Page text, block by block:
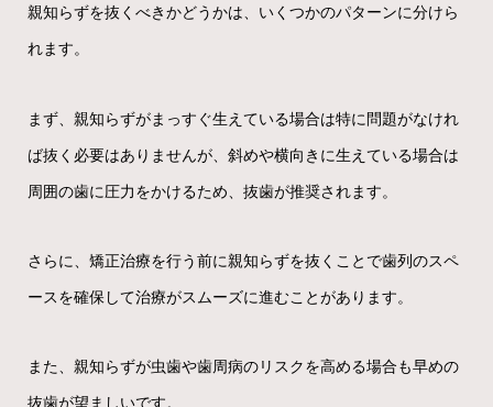
親知らずを抜くべきかどうかは、いくつかのパターンに分けら
れます。
まず、親知らずがまっすぐ生えている場合は特に問題がなけれ
ば抜く必要はありませんが、斜めや横向きに生えている場合は
周囲の歯に圧力をかけるため、抜歯が推奨されます。
さらに、矯正治療を行う前に親知らずを抜くことで歯列のスペ
ースを確保して治療がスムーズに進むことがあります。
また、親知らずが虫歯や歯周病のリスクを高める場合も早めの
抜歯が望ましいです。